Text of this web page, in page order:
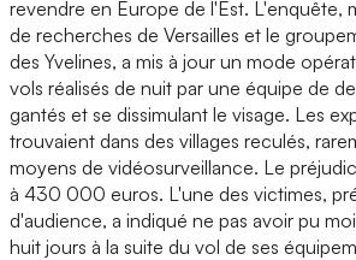
revendre en Europe de l'Est. L'enquête,
de recherches de Versailles et le
des Yvelines, a mis à jour un mode
vols réalisés de nuit par une équipe de
gantés et se dissimulant le visage. Les
trouvaient dans des villages reculés,
moyens de vidéosurveillance. Le
à 430 000 euros. L'une des victimes,
d'audience, a indiqué ne pas avoir pu
huit jours à la suite du vol de ses